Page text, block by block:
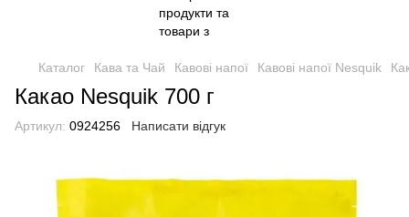
Каталог Кава та Чай Кавові напої Кавові напої Nesquik
Какао Nesquik 700 г
Артикул: 0924256 Написати відгук